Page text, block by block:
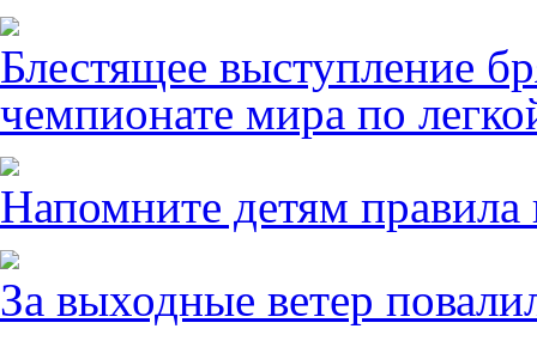
Блестящее выступление
чемпионате мира по
Напомните детям правила
За выходные ветер